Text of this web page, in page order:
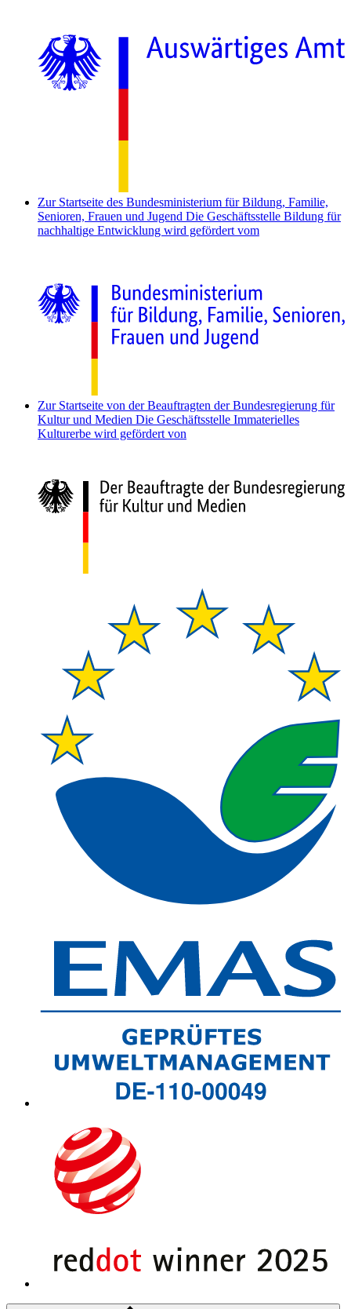
Zur Startseite des Bundesministerium für Bildung, Familie,
Senioren, Frauen und Jugend Die Geschäftsstelle Bildung für
nachhaltige Entwicklung wird gefördert vom
Zur Startseite von der Beauftragten der Bundesregierung für
Kultur und Medien Die Geschäftsstelle Immaterielles
Kulturerbe wird gefördert von